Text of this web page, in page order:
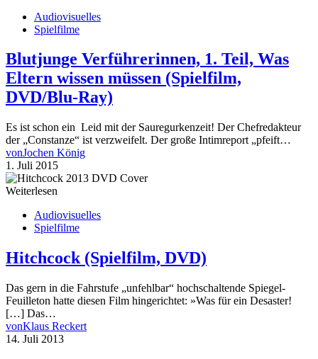
Audiovisuelles
Spielfilme
Blutjunge Verführerinnen, 1. Teil, Was
Eltern wissen müssen (Spielfilm,
DVD/Blu-Ray)
Es ist schon ein Leid mit der Sauregurkenzeit! Der Chefredakteur
der „Constanze“ ist verzweifelt. Der große Intimreport „pfeift…
vonJochen König
1. Juli 2015
Weiterlesen
Audiovisuelles
Spielfilme
Hitchcock (Spielfilm, DVD)
Das gern in die Fahrstufe „unfehlbar“ hochschaltende Spiegel-
Feuilleton hatte diesen Film hingerichtet: »Was für ein Desaster!
[…] Das…
vonKlaus Reckert
14. Juli 2013